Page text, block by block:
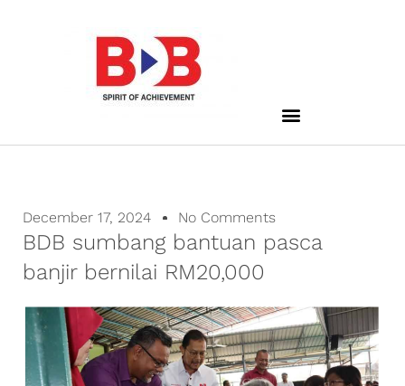
December 17, 2024 No Comments
BDB sumbang bantuan pasca
banjir bernilai RM20,000